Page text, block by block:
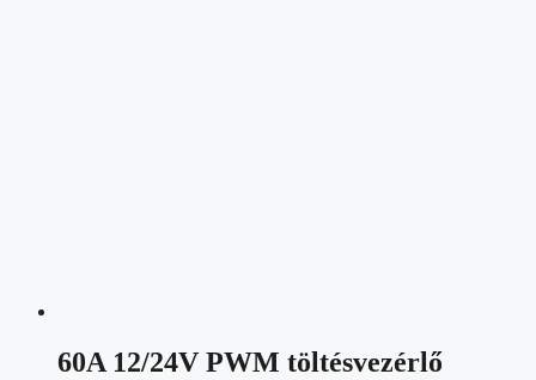
60A 12/24V PWM töltésvezérlő